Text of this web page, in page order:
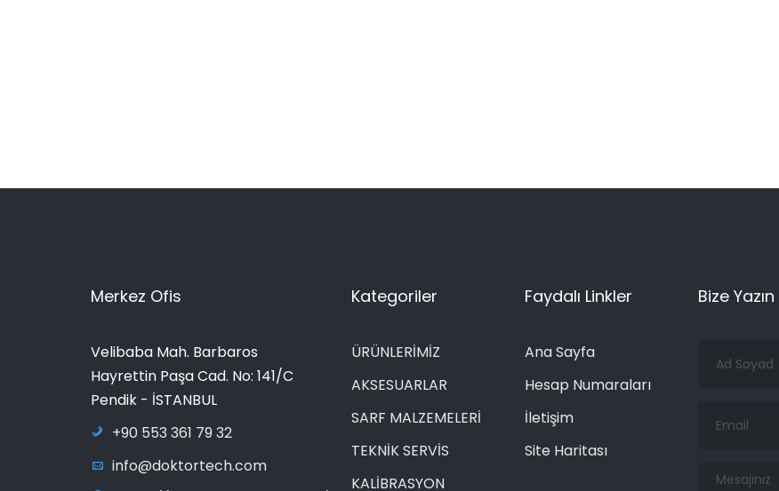
Merkez Ofis
Velibaba Mah. Barbaros
Hayrettin Paşa Cad. No: 141/C
Pendik - İSTANBUL
+90 553 361 79 32
info@doktortech.com
Kategoriler
ÜRÜNLERİMİZ
AKSESUARLAR
SARF MALZEMELERİ
TEKNİK SERVİS
KALİBRASYON
Faydalı Linkler
Ana Sayfa
Hesap Numaraları
İletişim
Site Haritası
Bize Yazın
Soyad
Mesajınız